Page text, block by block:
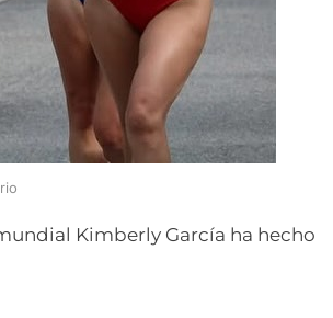
Kimberly García ha hecho